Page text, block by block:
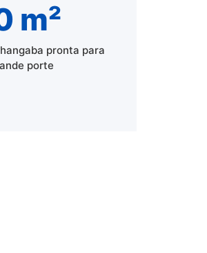
m²
pronta para
porte